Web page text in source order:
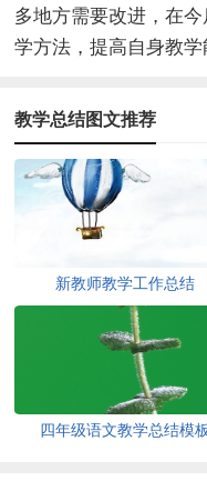
多地方需要改进，在
学方法，提高自身教学
教学总结图文推荐
新教师教学工作总结
四年级语文教学总结模板